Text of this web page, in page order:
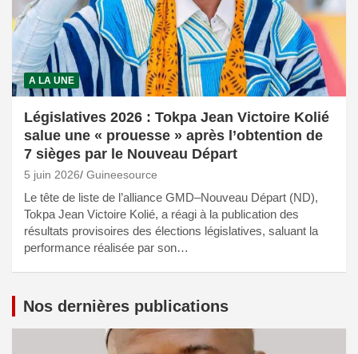
A LA UNE
Législatives 2026 : Tokpa Jean Victoire Kolié
salue une « prouesse » après l’obtention de
7 sièges par le Nouveau Départ
5 juin 2026 Guineesource
Le tête de liste de l’alliance GMD–Nouveau Départ (ND),
Tokpa Jean Victoire Kolié, a réagi à la publication des
résultats provisoires des élections législatives, saluant la
performance réalisée par son…
Nos dernières publications